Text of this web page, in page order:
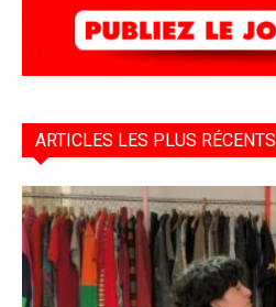
ARTICLES LES PLUS RÉCENTS